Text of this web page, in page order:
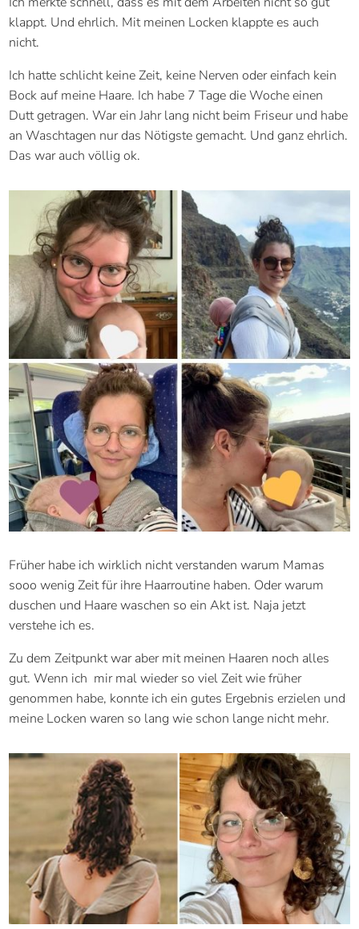
klappt. Und ehrlich. Mit meinen Locken klappte es auch
nicht.
Ich hatte schlicht keine Zeit, keine Nerven oder einfach kein
Bock auf meine Haare. Ich habe 7 Tage die Woche einen
Dutt getragen. War ein Jahr lang nicht beim Friseur und habe
an Waschtagen nur das Nötigste gemacht. Und ganz ehrlich.
Das war auch völlig ok.
Früher habe ich wirklich nicht verstanden warum Mamas
sooo wenig Zeit für ihre Haarroutine haben. Oder warum
duschen und Haare waschen so ein Akt ist. Naja jetzt
verstehe ich es.
Zu dem Zeitpunkt war aber mit meinen Haaren noch alles
gut. Wenn ich mir mal wieder so viel Zeit wie früher
genommen habe, konnte ich ein gutes Ergebnis erzielen und
meine Locken waren so lang wie schon lange nicht mehr.